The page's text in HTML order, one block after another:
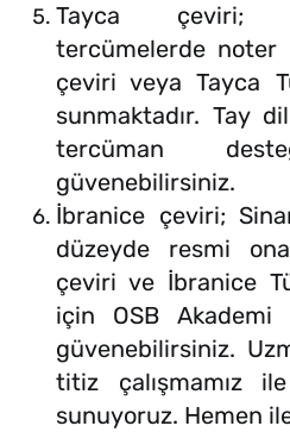
Tayca çeviri;
tercümelerde noter
çeviri veya Tayca
sunmaktadır. Tay
tercüman
güvenebilirsiniz.
İbranice çeviri;
düzeyde resmi
çeviri ve İbranice
için OSB Akademi
güvenebilirsiniz.
titiz çalışmamız
sunuyoruz. Hemen